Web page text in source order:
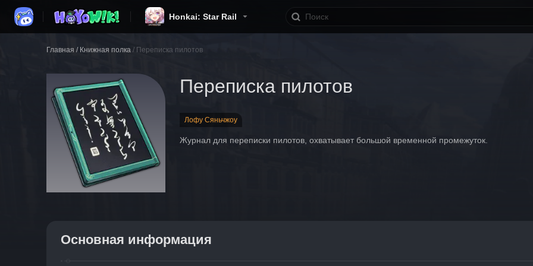
Honkai: Star Rail
Главная / Книжная полка / Переписка пилотов
Переписка пилотов
Лофу Сяньчжоу
Журнал для переписки пилотов, охватывает большой временной промежуток.
Основная информация